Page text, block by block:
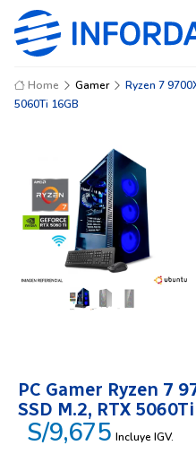
Home Gamer
Ryzen 7
5060Ti 16GB
PC Gamer Ryzen 7
SSD M.2, RTX
S/9,675 Incluye IGV.